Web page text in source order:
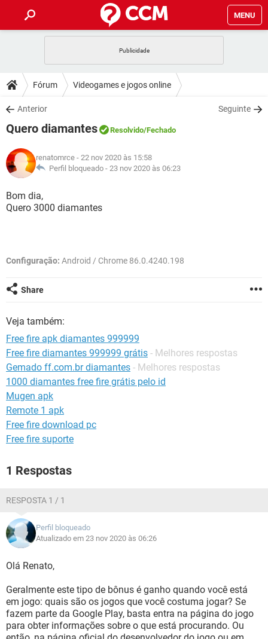
MENU
CELULAR FACEBOOK
OUTLOOK
INSTAGRAM GMAIL
GUIA DE COMPRAS
DICAS
JOGOS WHATSAPP
INSTAGRAM GMAIL
GUIA DE COMPRAS
DOWNLOADS
JOGOS WHATSAPP
CELULAR
OUTLOOK EXCEL
INSTAGRAM
GUIA DE COMPRAS
FÓRUM
JOGOS WHATSAPP
CELULAR
OUTLOOK
GLOSSÁRIO
JOGOS
CELULAR
Fórum Videogames e jogos online
Anterior Seguinte
Quero diamantes Resolvido/Fechado
renatomrce - 22 nov 2020 às 15:58
Perfil bloqueado - 23 nov 2020 às 06:23
Bom dia,
Quero 3000 diamantes
Configuração: Android / Chrome 86.0.4240.198
Share
Veja também:
Free fire apk diamantes 999999
Free fire diamantes 999999 grátis - Melhores respostas
Gemado ff.com.br diamantes - Melhores respostas
1000 diamantes free fire grátis pelo id
Mugen apk
Remote 1 apk
Free fire download pc
Free fire suporte
1 Respostas
RESPOSTA 1 / 1
Perfil bloqueado
Atualizado em 23 nov 2020 às 06:26
Olá Renato,
Geralmente este tipo de bônus é ganho quando você está
em jogo: quais são os jogos que você costuma jogar? Se
fazem parte da Google Play, basta entra na página do jogo
para obter informações sobre o que está procurando. Ou